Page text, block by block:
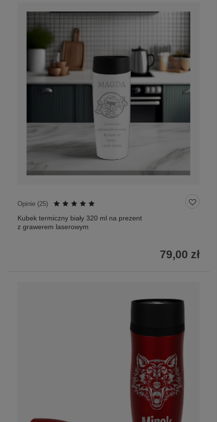
Opinie (25)
Kubek termiczny biały 320 ml na prezent
z grawerem laserowym
79,00 zł